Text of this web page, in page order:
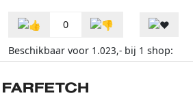
0
Beschikbaar voor 1.023,- bij 1 shop: